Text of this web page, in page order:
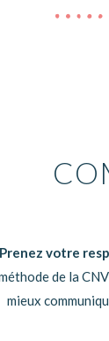
Prenez votre
de la
mieux